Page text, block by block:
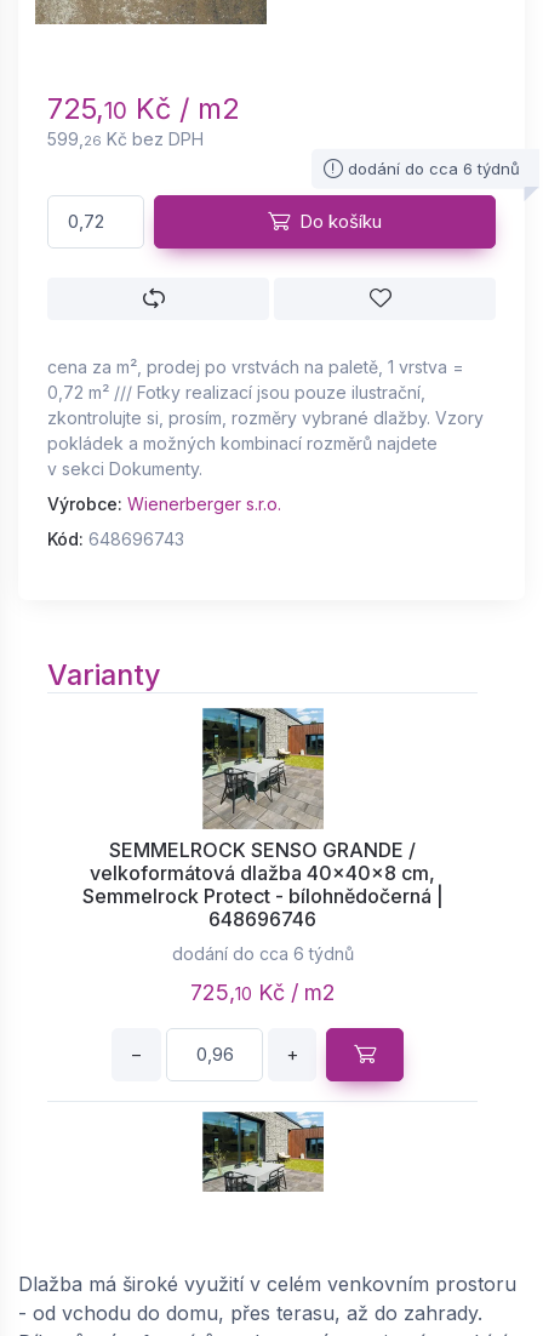
725,10 Kč / m2
599, 26 Kč bez DPH
dodání do cca 6 týdnů
Do košíku
cena za m², prodej po vrstvách na paletě, 1 vrstva =
0,72 m² /// Fotky realizací jsou pouze ilustrační,
zkontrolujte si, prosím, rozměry vybrané dlažby. Vzory
pokládek a možných kombinací rozměrů najdete
v sekci Dokumenty.
Výrobce: Wienerberger s.r.o.
Kód: 648696743
Varianty
SEMMELROCK SENSO GRANDE /
velkoformátová dlažba 40x40x8 cm,
Semmelrock Protect - bílohnědočerná |
648696746
dodání do cca 6 týdnů
725,10 Kč / m2
− +
velkoformátová dlažba 60x40x8 cm,
Semmelrock Protect - bílohnědočerná |
648696737
Dlažba má široké využití v celém venkovním prostoru
- od vchodu do domu, přes terasu, až do zahrady.